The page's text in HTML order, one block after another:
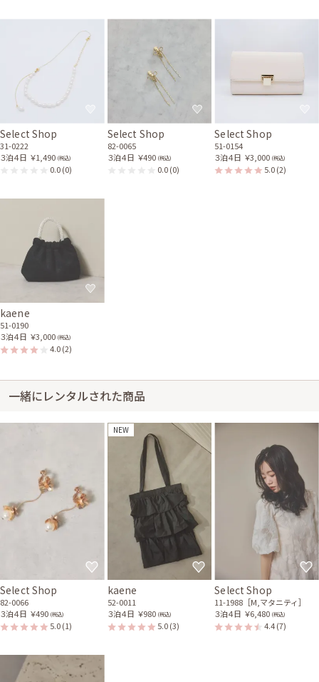
Select Shop
31-0222
３泊４日 ￥1,490 (税込)
0.0(0)
Select Shop
82-0065
３泊４日 ￥490 (税込)
0.0(0)
Select Shop
51-0154
３泊４日 ￥3,000 (税込)
5.0(2)
kaene
51-0190
３泊４日 ￥3,000 (税込)
4.0(2)
一緒にレンタルされた商品
Select Shop
82-0066
３泊４日 ￥490 (税込)
5.0(1)
NEW
kaene
52-0011
３泊４日 ￥980 (税込)
5.0(3)
Select Shop
11-1988［M,マタニティ］
３泊４日 ￥6,480 (税込)
4.4(7)